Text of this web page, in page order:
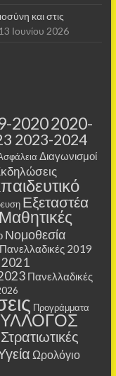
και στις
13 Ιουνίου 2026
20202020-
2023-2024
Διαγωνισμοί
Εξεταστέα
Μαθητικές
Νομοθεσία
Πανελλαδικές 2019
2021
Πανελλαδικές
Προγράμματα
Στρατιωτικές
Ωρολόγιο